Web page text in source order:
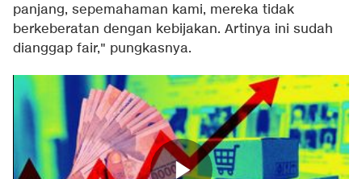
panjang, sepemahaman kami, mereka tidak
berkeberatan dengan kebijakan. Artinya ini sudah
dianggap fair," pungkasnya.